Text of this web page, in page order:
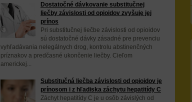
Dostatočné dávkovanie substitučnej
liečby závislosti od opioidov zvyšuje jej
prínos
Pri substitučnej liečbe závislosti od opioidov
sú dostatočné dávky zásadné pre prevenciu
vyhľadávania nelegálnych drog, kontrolu abstinenčných
príznakov a predčasné ukončenie liečby. Cieľom
americkej...
Substitučná liečba závislosti od opioidov je
prínosom i z hľadiska záchytu hepatitídy C
Záchyt hepatitídy C je u osôb závislých od